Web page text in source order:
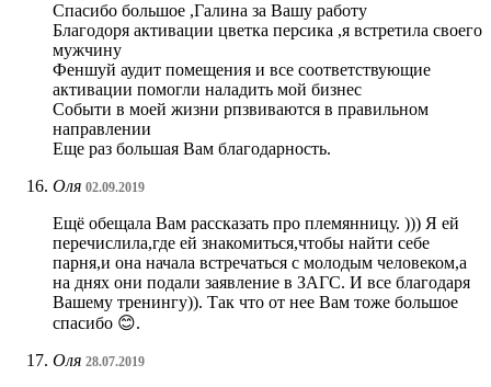
Спасибо большое ,Галина за Вашу работу
Благодоря активации цветка персика ,я встретила своего
мужчину
Феншуй аудит помещения и все соответствующие
активации помогли наладить мой бизнес
Событи в моей жизни рпзвиваются в правильном
направлении
Еще раз большая Вам благодарность.
Оля 02.09.2019
Ещё обещала Вам рассказать про племянницу. ))) Я ей
перечислила,где ей знакомиться,чтобы найти себе
парня,и она начала встречаться с молодым человеком,а
на днях они подали заявление в ЗАГС. И все благодаря
Вашему тренингу)). Так что от нее Вам тоже большое
спасибо 😊.
Оля 28.07.2019